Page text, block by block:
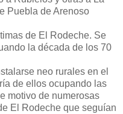
Puebla de Arenoso
de El Rodeche. Se
la década de los 70
neo rurales en el
de ellos ocupando las
motivo de numerosas
El Rodeche que seguían